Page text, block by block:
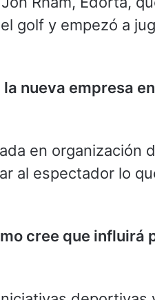
golf y empezó a
nueva empresa
en organización
al espectador lo
cree que influirá